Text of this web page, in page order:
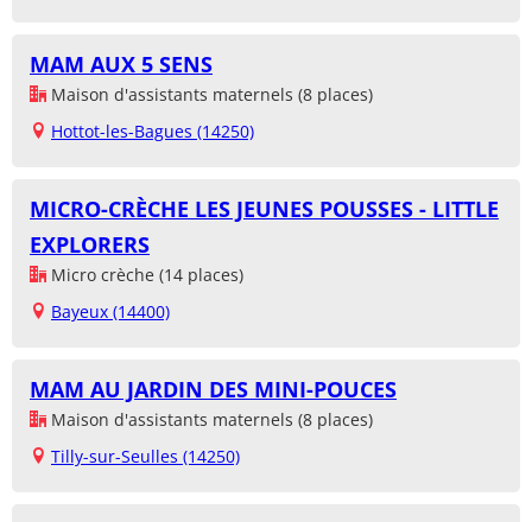
MAM AUX 5 SENS
Maison d'assistants maternels (8 places)
Hottot-les-Bagues (14250)
MICRO-CRÈCHE LES JEUNES POUSSES - LITTLE
EXPLORERS
Micro crèche (14 places)
Bayeux (14400)
MAM AU JARDIN DES MINI-POUCES
Maison d'assistants maternels (8 places)
Tilly-sur-Seulles (14250)